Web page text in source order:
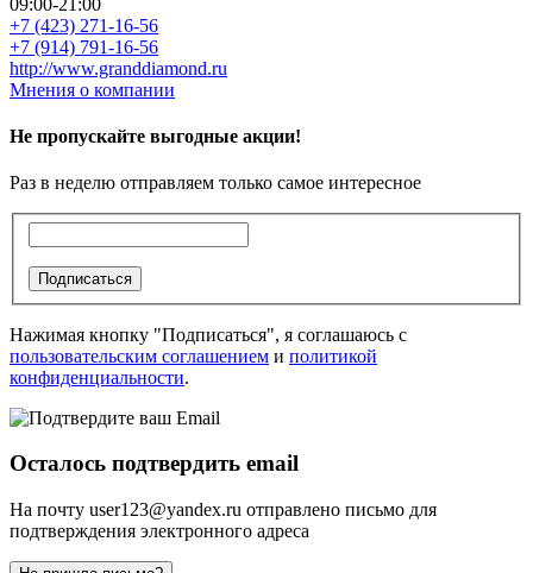
+7 (423) 271-16-56
+7 (914) 791-16-56
http://www.granddiamond.ru
Мнения о компании
Не пропускайте выгодные акции!
Раз в неделю отправляем только самое интересное
Подписаться
Нажимая кнопку "Подписаться", я соглашаюсь с
пользовательским соглашением и политикой
конфиденциальности.
Осталось подтвердить email
На почту user123@yandex.ru отправлено письмо для
подтверждения электронного адреса